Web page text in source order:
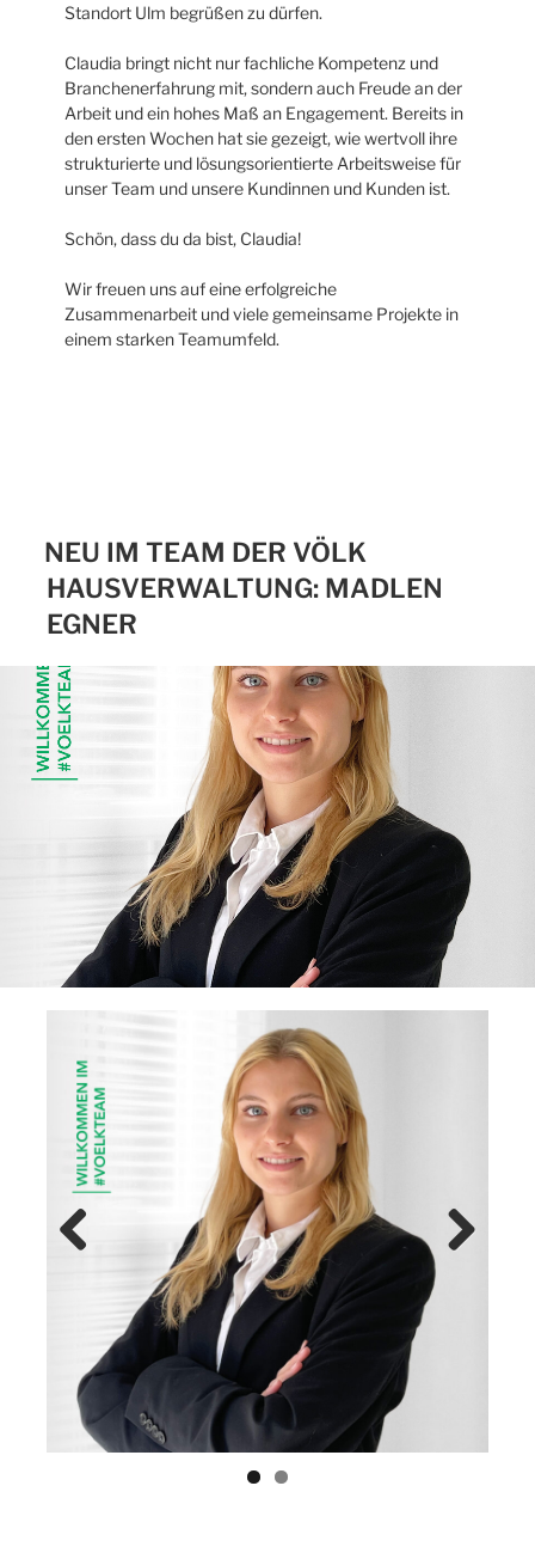
Standort Ulm begrüßen zu dürfen.
Claudia bringt nicht nur fachliche Kompetenz und
Branchenerfahrung mit, sondern auch Freude an der
Arbeit und ein hohes Maß an Engagement. Bereits in
den ersten Wochen hat sie gezeigt, wie wertvoll ihre
strukturierte und lösungsorientierte Arbeitsweise für
unser Team und unsere Kundinnen und Kunden ist.
Schön, dass du da bist, Claudia!
Wir freuen uns auf eine erfolgreiche
Zusammenarbeit und viele gemeinsame Projekte in
einem starken Teamumfeld.
NEU IM TEAM DER VÖLK
HAUSVERWALTUNG: MADLEN
EGNER